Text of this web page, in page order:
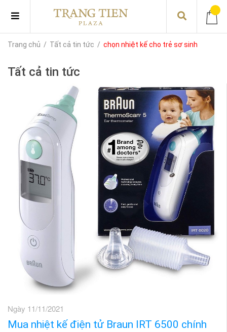
Trang chủ / Tất cả tin tức / chọn nhiệt kế cho trẻ sơ sinh
Tất cả tin tức
Ngày 11/11/2021
Mua nhiệt kế điện tử Braun IRT 6500 chính